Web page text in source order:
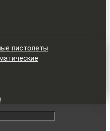
пистолеты